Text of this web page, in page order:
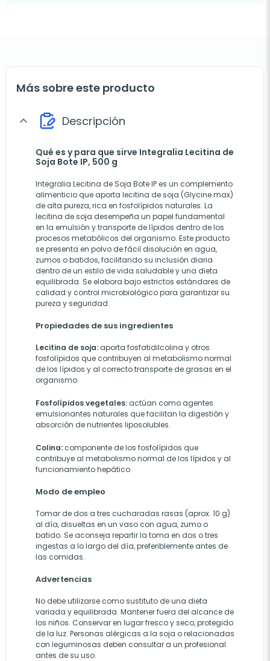
Más sobre este producto
expand_more Descripción
Qué es y para que sirve Integralia Lecitina de
Soja Bote IP, 500 g
Integralia Lecitina de Soja Bote IP es un complemento
alimenticio que aporta lecitina de soja (Glycine max)
de alta pureza, rica en fosfolípidos naturales. La
lecitina de soja desempeña un papel fundamental
en la emulsión y transporte de lípidos dentro de los
procesos metabólicos del organismo. Este producto
se presenta en polvo de fácil disolución en agua,
zumos o batidos, facilitando su inclusión diaria
dentro de un estilo de vida saludable y una dieta
equilibrada. Se elabora bajo estrictos estándares de
calidad y control microbiológico para garantizar su
pureza y seguridad.
Propiedades de sus ingredientes
Lecitina de soja: aporta fosfatidilcolina y otros
fosfolípidos que contribuyen al metabolismo normal
de los lípidos y al correcto transporte de grasas en el
organismo.
Fosfolípidos vegetales: actúan como agentes
emulsionantes naturales que facilitan la digestión y
absorción de nutrientes liposolubles.
Colina: componente de los fosfolípidos que
contribuye al metabolismo normal de los lípidos y al
funcionamiento hepático.
Modo de empleo
Tomar de dos a tres cucharadas rasas (aprox. 10 g)
al día, disueltas en un vaso con agua, zumo o
batido. Se aconseja repartir la toma en dos o tres
ingestas a lo largo del día, preferiblemente antes de
las comidas.
Advertencias
No debe utilizarse como sustituto de una dieta
variada y equilibrada. Mantener fuera del alcance de
los niños. Conservar en lugar fresco y seco, protegido
de la luz. Personas alérgicas a la soja o relacionadas
con leguminosas deben consultar a un profesional
antes de su uso.